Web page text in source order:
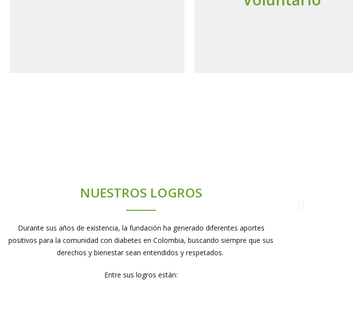
NUESTROS LOGROS
Durante sus años de existencia, la fundación ha generado diferentes aportes
positivos para la comunidad con diabetes en Colombia, buscando siempre que sus
derechos y bienestar sean entendidos y respetados.
Entre sus logros están: